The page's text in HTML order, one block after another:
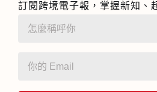
訂閱跨境電子報，掌握新知、